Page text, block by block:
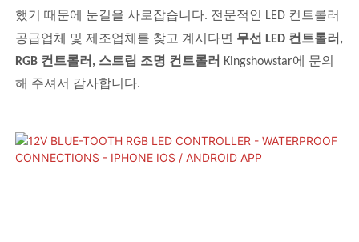
했기 때문에 눈길을 사로잡습니다. 전문적인 LED 컨트롤러
공급업체 및 제조업체를 찾고 계시다면 무선 LED 컨트롤러,
RGB 컨트롤러, 스트립 조명 컨트롤러 Kingshowstar에 문의
해 주셔서 감사합니다.